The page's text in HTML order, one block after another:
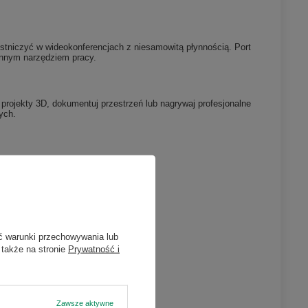
w wideokonferencjach z niesamowitą płynnością. Port
narzędziem pracy.
3D, dokumentuj przestrzeń lub nagrywaj profesjonalne
warunki przechowywania lub
na stronie Prywatność i
Zawsze aktywne